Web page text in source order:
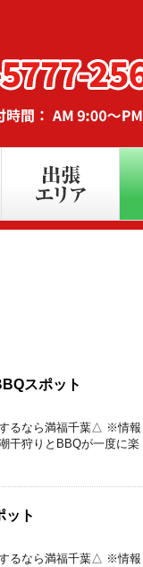
スポット
るなら満福千葉△ ※情報
干狩りとBBQが一度に楽
ット
るなら満福千葉△ ※情報